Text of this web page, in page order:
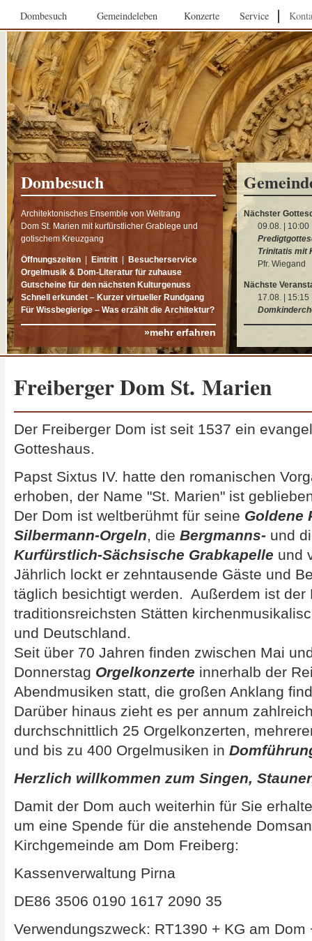
Dombesuch Gemeindeleben Konzerte Service
Dombesuch
Architektonisches Ensemble von Weltrang
Dom St. Marien mit kurfürstlicher Grablege und
gotischem Kreuzgang
Öffnungszeiten | Eintritt | Besucherservice
Orgelmusik & Dom-Literatur für zuhause
Gutscheine für den nächsten Kulturgenuss
Schnell erkundet – Kurzer virtueller Rundgang
Für Wissbegierige – Was erzählt die Architektur?
mehr erfahren
Nächster
09.08. | 10:00
Trinitatis mit
Pfr. Wiegand
Nächste
17.08. | 15:15
Freiberger Dom St. Marien
Der Freiberger Dom ist seit 1537 ein
Gotteshaus.
Papst Sixtus IV. hatte den romanischen
erhoben, der Name "St. Marien" ist
Der Dom ist weltberühmt für seine Goldene
Silbermann-Orgeln , die Bergmanns- und
Kurfürstlich-Sächsische Grabkapelle und
Jährlich lockt er zehntausende Gäste und
täglich besichtigt werden. Außerdem ist der
traditionsreichsten Stätten
und Deutschland.
Seit über 70 Jahren finden zwischen Mai
Donnerstag Orgelkonzerte innerhalb der
Abendmusiken statt, die großen Anklang
Darüber hinaus zieht es per annum
durchschnittlich 25 Orgelkonzerten,
und bis zu 400 Orgelmusiken in
Herzlich willkommen zum Singen,
Damit der Dom auch weiterhin für Sie
um eine Spende für die anstehende
Kirchgemeinde am Dom Freiberg:
Kassenverwaltung Pirna
DE86 3506 0190 1617 2090 35
Verwendungszweck: RT1390 + KG am Dom